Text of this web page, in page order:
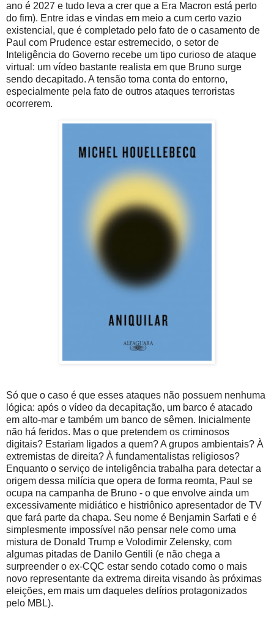
ano é 2027 e tudo leva a crer que a Era Macron está perto
do fim). Entre idas e vindas em meio a cum certo vazio
existencial, que é completado pelo fato de o casamento de
Paul com Prudence estar estremecido, o setor de
Inteligência do Governo recebe um tipo curioso de ataque
virtual: um vídeo bastante realista em que Bruno surge
sendo decapitado. A tensão toma conta do entorno,
especialmente pela fato de outros ataques terroristas
ocorrerem.
Só que o caso é que esses ataques não possuem nenhuma
lógica: após o vídeo da decapitação, um barco é atacado
em alto-mar e também um banco de sêmen. Inicialmente
não há feridos. Mas o que pretendem os criminosos
digitais? Estariam ligados a quem? A grupos ambientais? À
extremistas de direita? À fundamentalistas religiosos?
Enquanto o serviço de inteligência trabalha para detectar a
origem dessa milícia que opera de forma reomta, Paul se
ocupa na campanha de Bruno - o que envolve ainda um
excessivamente midiático e histriônico apresentador de TV
que fará parte da chapa. Seu nome é Benjamin Sarfati e é
simplesmente impossível não pensar nele como uma
mistura de Donald Trump e Volodimir Zelensky, com
algumas pitadas de Danilo Gentili (e não chega a
surpreender o ex-CQC estar sendo cotado como o mais
novo representante da extrema direita visando às próximas
eleições, em mais um daqueles delírios protagonizados
pelo MBL).